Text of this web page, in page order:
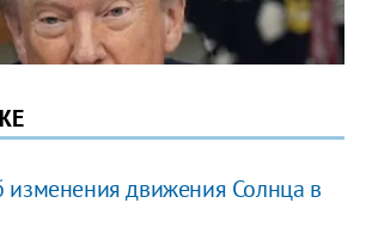
изменения движения Солнца в